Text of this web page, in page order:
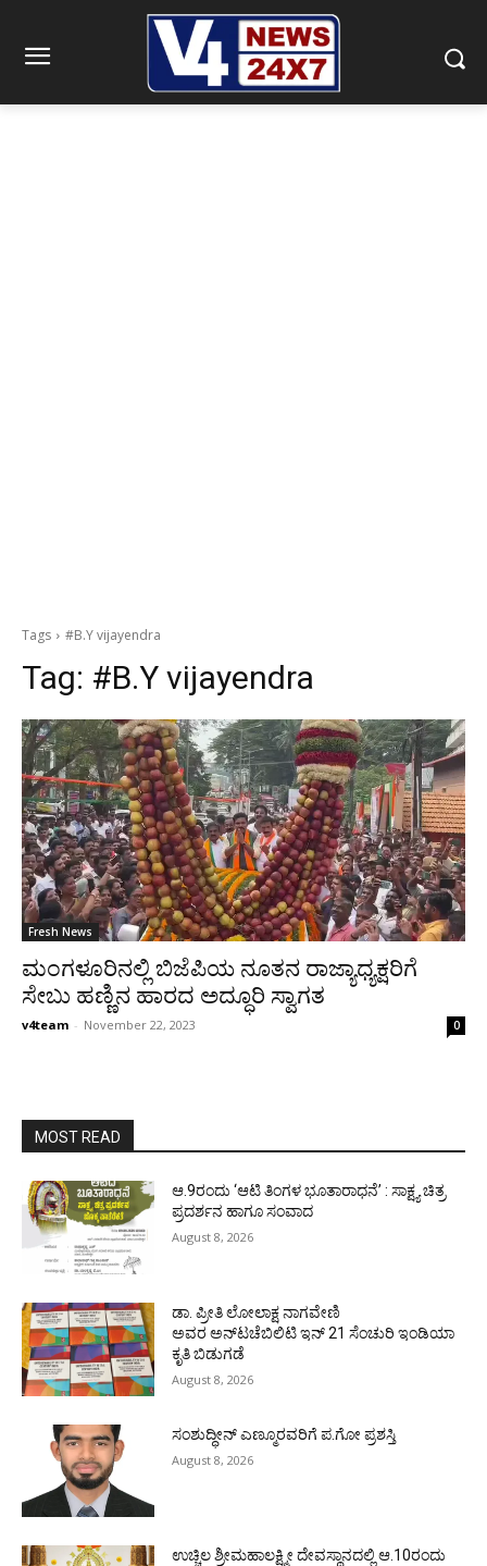
Tags #B.Y vijayendra
Tag: #B.Y vijayendra
Fresh News
ಮಂಗಳೂರಿನಲ್ಲಿ ಬಿಜೆಪಿಯ ನೂತನ ರಾಜ್ಯಾಧ್ಯಕ್ಷರಿಗೆ
ಸೇಬು ಹಣ್ಣಿನ ಹಾರದ ಅದ್ಧೂರಿ ಸ್ವಾಗತ
v4team - November 22, 2023 0
MOST READ
ಆ.9ರಂದು ‘ಆಟಿ ತಿಂಗಳ ಭೂತಾರಾಧನೆ’ : ಸಾಕ್ಷ್ಯ ಚಿತ್ರ
ಪ್ರದರ್ಶನ ಹಾಗೂ ಸಂವಾದ
August 8, 2026
ಡಾ. ಪ್ರೀತಿ ಲೋಲಾಕ್ಷ ನಾಗವೇಣಿ
ಅವರ ಅನ್‌ಟಚೆಬಿಲಿಟಿ ಇನ್ 21 ಸೆಂಚುರಿ ಇಂಡಿಯಾ
ಕೃತಿ ಬಿಡುಗಡೆ
August 8, 2026
ಸಂಶುದ್ಧೀನ್ ಎಣ್ಮೂರವರಿಗೆ ಪ.ಗೋ ಪ್ರಶಸ್ತಿ
August 8, 2026
ಉಚ್ಚಿಲ ಶ್ರೀಮಹಾಲಕ್ಷ್ಮೀ ದೇವಸ್ಥಾನದಲ್ಲಿ ಆ.10ರಂದು